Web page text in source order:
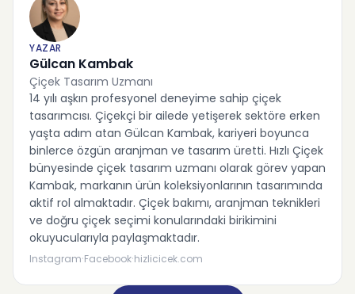
YAZAR
Gülcan Kambak
Çiçek Tasarım Uzmanı
14 yılı aşkın profesyonel deneyime sahip çiçek
tasarımcısı. Çiçekçi bir ailede yetişerek sektöre erken
yaşta adım atan Gülcan Kambak, kariyeri boyunca
binlerce özgün aranjman ve tasarım üretti. Hızlı Çiçek
bünyesinde çiçek tasarım uzmanı olarak görev yapan
Kambak, markanın ürün koleksiyonlarının tasarımında
aktif rol almaktadır. Çiçek bakımı, aranjman teknikleri
ve doğru çiçek seçimi konularındaki birikimini
okuyucularıyla paylaşmaktadır.
Instagram·Facebook·hizlicicek.com